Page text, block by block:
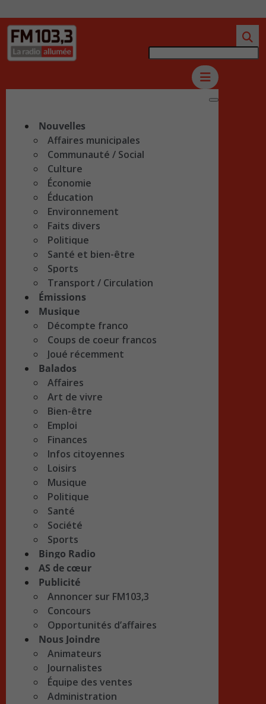
Nouvelles
Affaires municipales
Communauté / Social
Culture
Économie
Éducation
Environnement
Faits divers
Politique
Santé et bien-être
Sports
Transport / Circulation
Émissions
Musique
Décompte franco
Coups de coeur francos
Joué récemment
Balados
Affaires
Art de vivre
Bien-être
Emploi
Finances
Infos citoyennes
Loisirs
Musique
Politique
Santé
Société
Sports
Bingo Radio
AS de cœur
Publicité
Annoncer sur FM103,3
Concours
Opportunités d’affaires
Nous Joindre
Animateurs
Journalistes
Équipe des ventes
Administration